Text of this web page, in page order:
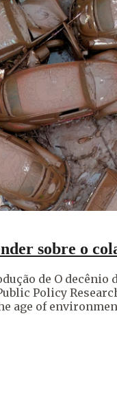
sobre o
de O
Policy
age of